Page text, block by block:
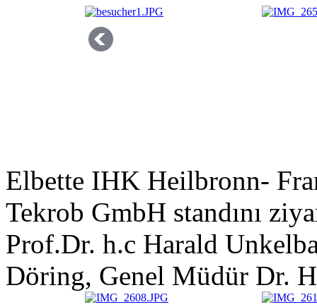
Elbette IHK Heilbronn-
Tekrob GmbH standını
Prof.Dr. h.c Harald
Döring, Genel Müdür Dr.